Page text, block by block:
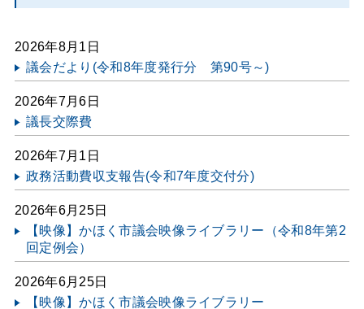
2026年8月1日
議会だより(令和8年度発行分 第90号～)
2026年7月6日
議長交際費
2026年7月1日
政務活動費収支報告(令和7年度交付分)
2026年6月25日
【映像】かほく市議会映像ライブラリー（令和8年第2
回定例会）
2026年6月25日
【映像】かほく市議会映像ライブラリー